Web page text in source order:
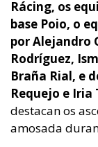
Rácing, os
base Poio, o
por Alejandro
Rodríguez,
Braña Rial, e
Requejo e Iria
destacan os
amosada